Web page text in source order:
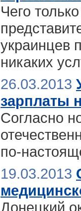
Чего
украинцев
никаких
26.03.2013
зарплаты
Согласно
по-
19.03.2013
Донецкий